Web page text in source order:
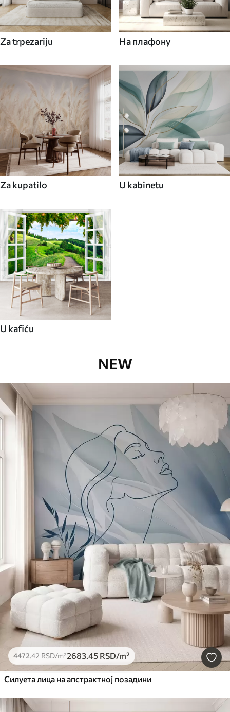
Za trpezariju На плафону
Za kupatilo U kabinetu
U kafiću
NEW
4472.42RSD/m²2683.45 RSD/m²
Силуета лица на апстрактној позадини